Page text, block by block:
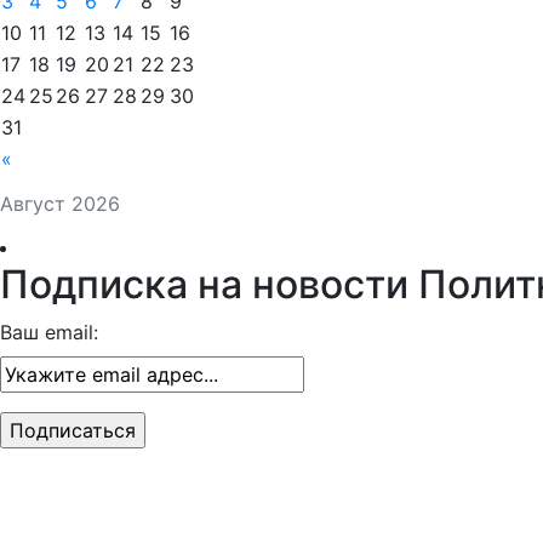
Август 2026
«
10 11 12 13 14 15 16
17 18 19 20 21 22 23
24 25 26 27 28 29 30
31
Подписка на новости
Ваш email: